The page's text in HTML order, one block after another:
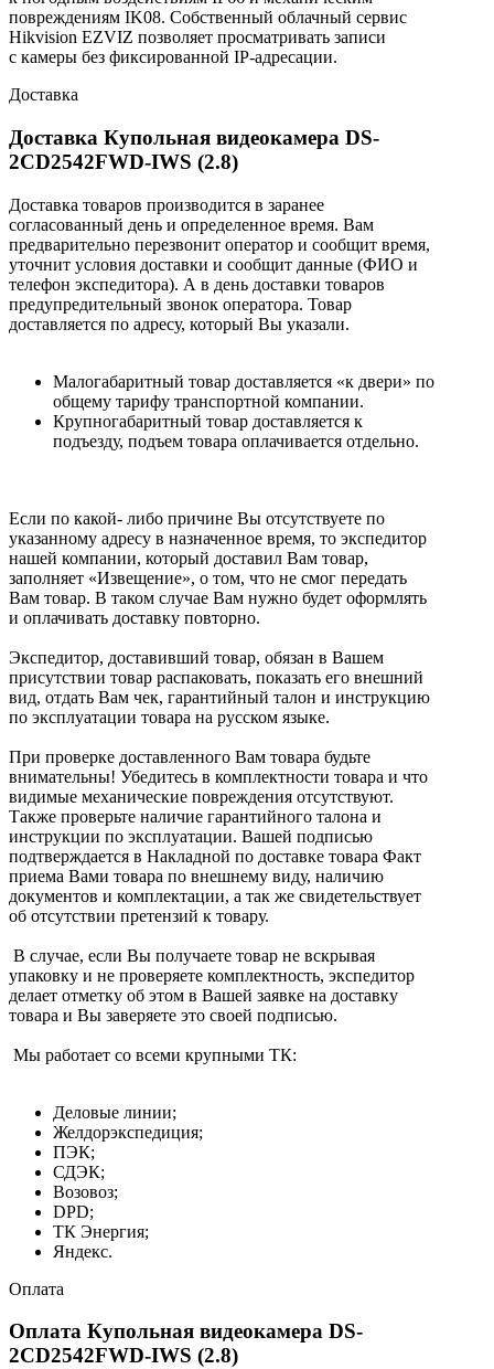
повреждениям IK08. Собственный облачный сервис
Hikvision EZVIZ позволяет просматривать записи
с камеры без фиксированной IP-адресации.
Доставка
Доставка Купольная видеокамера DS-
2CD2542FWD-IWS (2.8)
Доставка товаров производится в заранее
согласованный день и определенное время. Вам
предварительно перезвонит оператор и сообщит время,
уточнит условия доставки и сообщит данные (ФИО и
телефон экспедитора). А в день доставки товаров
предупредительный звонок оператора. Товар
доставляется по адресу, который Вы указали.
Малогабаритный товар доставляется «к двери» по
общему тарифу транспортной компании.
Крупногабаритный товар доставляется к
подъезду, подъем товара оплачивается отдельно.
Если по какой- либо причине Вы отсутствуете по
указанному адресу в назначенное время, то экспедитор
нашей компании, который доставил Вам товар,
заполняет «Извещение», о том, что не смог передать
Вам товар. В таком случае Вам нужно будет оформлять
и оплачивать доставку повторно.
Экспедитор, доставивший товар, обязан в Вашем
присутствии товар распаковать, показать его внешний
вид, отдать Вам чек, гарантийный талон и инструкцию
по эксплуатации товара на русском языке.
При проверке доставленного Вам товара будьте
внимательны! Убедитесь в комплектности товара и что
видимые механические повреждения отсутствуют.
Также проверьте наличие гарантийного талона и
инструкции по эксплуатации. Вашей подписью
подтверждается в Накладной по доставке товара Факт
приема Вами товара по внешнему виду, наличию
документов и комплектации, а так же свидетельствует
об отсутствии претензий к товару.
В случае, если Вы получаете товар не вскрывая
упаковку и не проверяете комплектность, экспедитор
делает отметку об этом в Вашей заявке на доставку
товара и Вы заверяете это своей подписью.
Мы работает со всеми крупными ТК:
Деловые линии;
Желдорэкспедиция;
ПЭК;
СДЭК;
Возовоз;
DPD;
ТК Энергия;
Яндекс.
Оплата
Оплата Купольная видеокамера DS-
2CD2542FWD-IWS (2.8)